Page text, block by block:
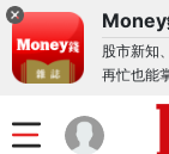
Money
股市新知
再忙也能